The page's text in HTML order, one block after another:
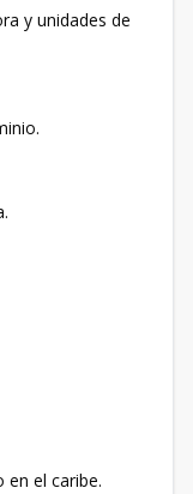
y unidades de
en el caribe.